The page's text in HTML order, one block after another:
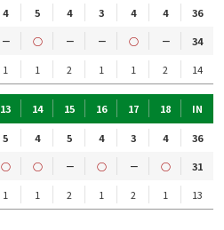
4 5 4 3 4 4
36
－ ○ － － ○ －
34
1 1 2 1 1 2 14
13 14 15 16 17 18 IN
5 4 5 4 3 4
36
○ ○ － ○ － ○
31
1 1 2 1 2 1 13